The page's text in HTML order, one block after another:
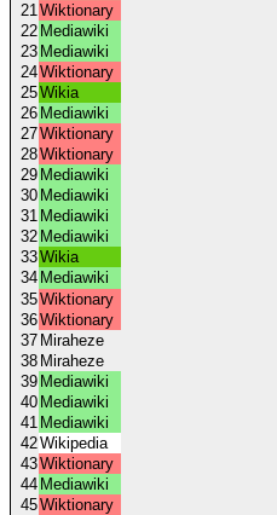
21Wiktionary
22 Mediawiki
23 Mediawiki
24Wiktionary
25Wikia
26 Mediawiki
27Wiktionary
28Wiktionary
29 Mediawiki
30 Mediawiki
31 Mediawiki
32 Mediawiki
33Wikia
34 Mediawiki
35Wiktionary
36Wiktionary
37 Miraheze
38 Miraheze
39 Mediawiki
40 Mediawiki
41 Mediawiki
42Wikipedia
43Wiktionary
44 Mediawiki
45Wiktionary